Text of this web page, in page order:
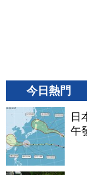
今日熱門
日
午